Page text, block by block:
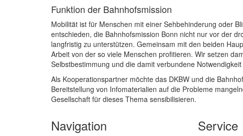
Funktion der Bahnhofsmission
Mobilität ist für Menschen mit einer Sehbehinderung oder
entschieden, die Bahnhofsmission Bonn nicht nur vor der
langfristig zu unterstützen. Gemeinsam mit den beiden
Arbeit von der so viele Menschen profitieren. Wir setzen
Selbstbestimmung und die damit verbundene
Als Kooperationspartner möchte das DKBW und die
Bereitstellung von Infomaterialien auf die Probleme
Gesellschaft für dieses Thema sensibilisieren.
Navigation Service